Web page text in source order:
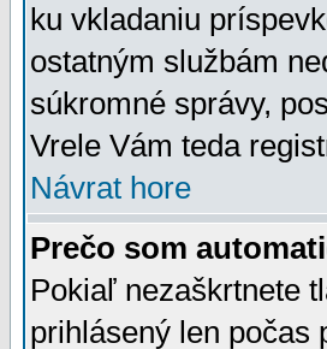
ku vkladaniu
ostatným službám
súkromné správy,
Vrele Vám teda
Návrat hore
Prečo som
Pokiaľ nezaškrtnete
prihlásený len počas